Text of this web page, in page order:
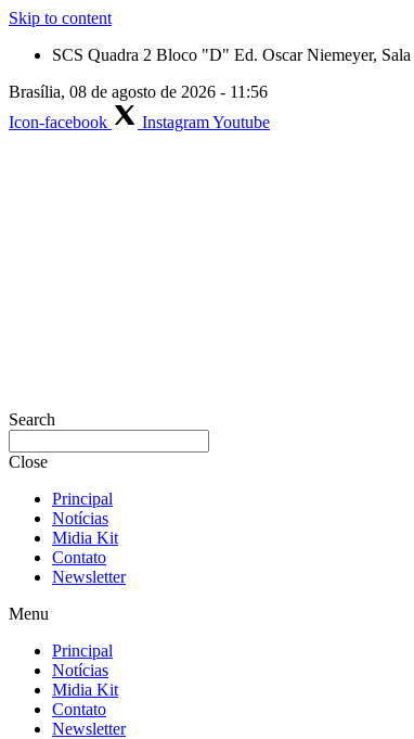
Skip to content
SCS Quadra 2 Bloco "D" Ed. Oscar Niemeyer,
Brasília, 08 de agosto de 2026 - 11:56
Icon-facebook
InstagramYoutube
Search
Close
Principal
Notícias
Midia Kit
Contato
Newsletter
Menu
Principal
Notícias
Midia Kit
Contato
Newsletter